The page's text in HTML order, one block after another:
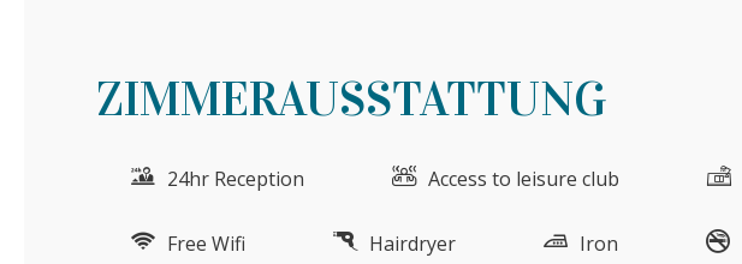
ZIMMERAUSSTATTUNG
24hr Reception Access to leisure club
Free Wifi Hairdryer Iron